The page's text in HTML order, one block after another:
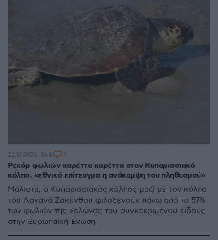
Ρεκόρ φωλιών καρέττα καρέττα στον Κυπαρισσιακό
κόλπο, «εθνικό επίτευγμα η ανάκαμψη του πληθυσμού»
Μάλιστα, ο Κυπαρισσιακός κόλπος μαζί με τον κόλπο
του Λαγανά Ζακύνθου φιλοξενούν πάνω από το 57%
των φωλιών της χελώνας του συγκεκριμένου είδους
στην Ευρωπαϊκή Ένωση
22.10.2025, 16:41 1